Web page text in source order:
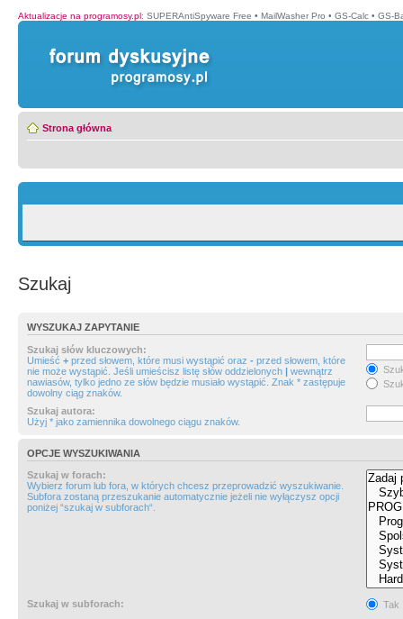
Aktualizacje na programosy.pl: SUPERAntiSpyware Free • MailWasher Pro • GS-Calc • GS-
Strona główna
Szukaj
WYSZUKAJ ZAPYTANIE
Szukaj słów kluczowych:
Umieść + przed słowem, które musi wystąpić oraz - przed słowem, które
nie może wystąpić. Jeśli umieścisz listę słów oddzielonych | wewnątrz
nawiasów, tylko jedno ze słów będzie musiało wystąpić. Znak * zastępuje
dowolny ciąg znaków.
Szukaj autora:
Użyj * jako zamiennika dowolnego ciągu znaków.
OPCJE WYSZUKIWANIA
Szukaj w forach:
Wybierz forum lub fora, w których chcesz przeprowadzić wyszukiwanie.
Subfora zostaną przeszukanie automatycznie jeżeli nie wyłączysz opcji
poniżej “szukaj w subforach“.
Szukaj w subforach:
Tak